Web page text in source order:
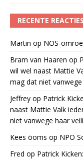
RECENTE REACTIES
Martin op NOS-
Bram van Haaren op
wil wel naast Mattie
mag dat niet
Jeffrey op Patrick
naast Mattie Valk
niet vanwege haar
Kees öoms op NPO
Fred op Patrick